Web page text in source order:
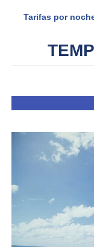
Tarifas por